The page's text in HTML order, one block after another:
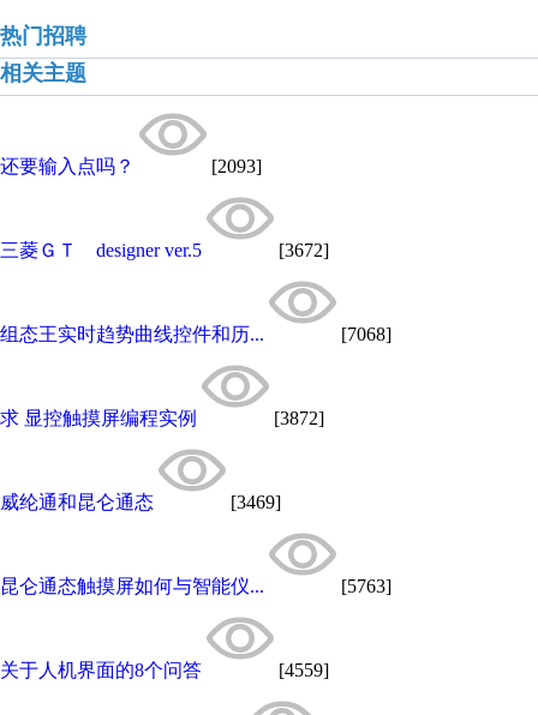
热门招聘
相关主题
还要输入点吗？ [2093]
三菱ＧＴ designer ver.5 [3672]
组态王实时趋势曲线控件和历... [7068]
求 显控触摸屏编程实例 [3872]
威纶通和昆仑通态 [3469]
昆仑通态触摸屏如何与智能仪... [5763]
关于人机界面的8个问答 [4559]